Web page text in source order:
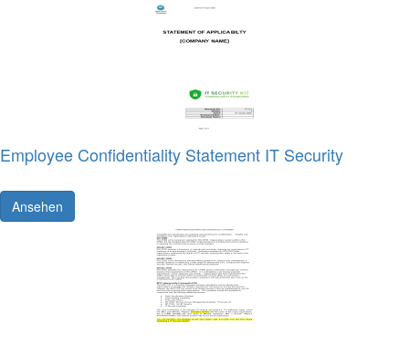
Employee Confidentiality Statement IT Security
Ansehen